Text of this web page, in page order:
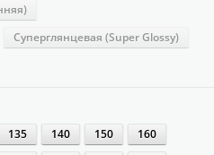
Суперглянцевая (Super Glossy)
135 140 150
160